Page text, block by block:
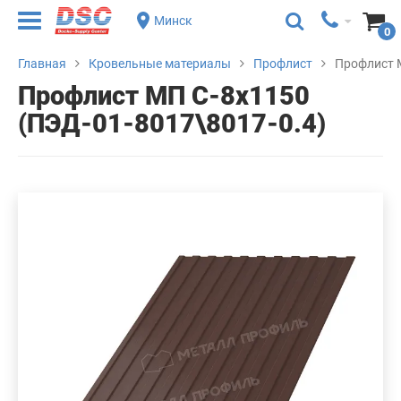
Минск
0
Главная Кровельные материалы Профлист Профлист
Профлист МП С-8х1150
(ПЭД-01-8017\8017-0.4)